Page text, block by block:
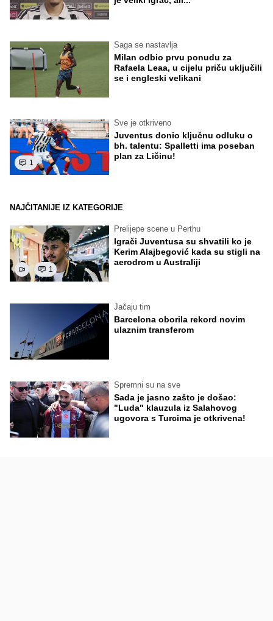
Saga se nastavlja
Milan odbio prvu ponudu za
Rafaela Leaa, u cijelu priču uključili
se i engleski velikani
1
Sve je otkriveno
Juventus donio ključnu odluku o
bh. talentu: Spalletti ima poseban
plan za Ličinu!
NAJČITANIJE IZ KATEGORIJE
1
Prelijepe scene u Perthu
Igrači Juventusa su shvatili ko je
Kerim Alajbegović kada su stigli na
aerodrom u Australiji
Jačaju tim
Barcelona oborila rekord novim
ulaznim transferom
Spremni su na sve
Sada je jasno zašto je došao:
"Luda" klauzula iz Salahovog
ugovora s Turcima je otkrivena!